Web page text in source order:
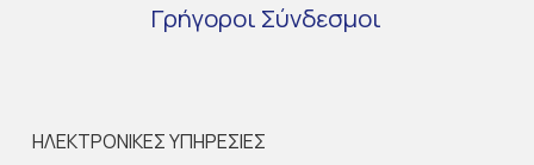
Γρήγοροι Σύνδεσμοι
ΗΛΕΚΤΡΟΝΙΚΕΣ ΥΠΗΡΕΣΙΕΣ